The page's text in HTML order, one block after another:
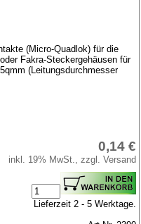
(Micro-Quadlok) für die
Fakra-Steckergehäusen für
(Leitungsdurchmesser
0,14 €
inkl. 19% MwSt., zzgl. Versand
Lieferzeit 2 - 5 Werktage.